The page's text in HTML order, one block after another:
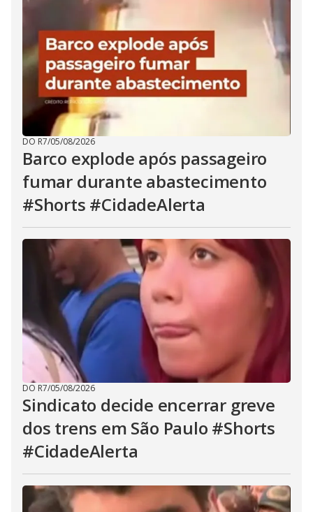
DO R7/05/08/2026
Barco explode após passageiro
fumar durante abastecimento
#Shorts #CidadeAlerta
DO R7/05/08/2026
Sindicato decide encerrar greve
dos trens em São Paulo #Shorts
#CidadeAlerta